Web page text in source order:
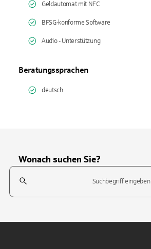
Geldautomat mit NFC
BFSG-konforme Software
Audio - Unterstützung
Beratungssprachen
deutsch
Wonach suchen Sie?
Suchfeld